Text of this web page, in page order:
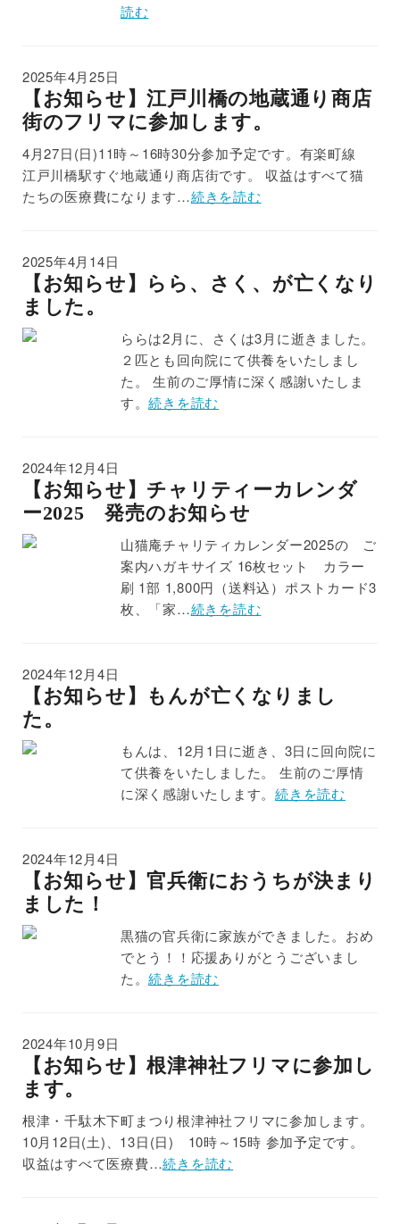
読む
2025年4月25日
【お知らせ】江戸川橋の地蔵通り商店
街のフリマに参加します。
4月27日(日)11時～16時30分参加予定です。有楽町線
江戸川橋駅すぐ地蔵通り商店街です。 収益はすべて猫
たちの医療費になります…続きを読む
2025年4月14日
【お知らせ】らら、さく、が亡くなり
ました。
ららは2月に、さくは3月に逝きました。
２匹とも回向院にて供養をいたしまし
た。 生前のご厚情に深く感謝いたしま
す。続きを読む
2024年12月4日
【お知らせ】チャリティーカレンダ
ー2025 発売のお知らせ
山猫庵チャリティカレンダー2025の ご
案内ハガキサイズ 16枚セット カラー
刷 1部 1,800円（送料込）ポストカード3
枚、「家…続きを読む
2024年12月4日
【お知らせ】もんが亡くなりまし
た。
もんは、12月1日に逝き、3日に回向院に
て供養をいたしました。 生前のご厚情
に深く感謝いたします。続きを読む
2024年12月4日
【お知らせ】官兵衛におうちが決まり
ました！
黒猫の官兵衛に家族ができました。おめ
でとう！！応援ありがとうございまし
た。続きを読む
2024年10月9日
【お知らせ】根津神社フリマに参加し
ます。
根津・千駄木下町まつり根津神社フリマに参加します。
10月12日(土)、13日(日) 10時～15時 参加予定です。
収益はすべて医療費…続きを読む